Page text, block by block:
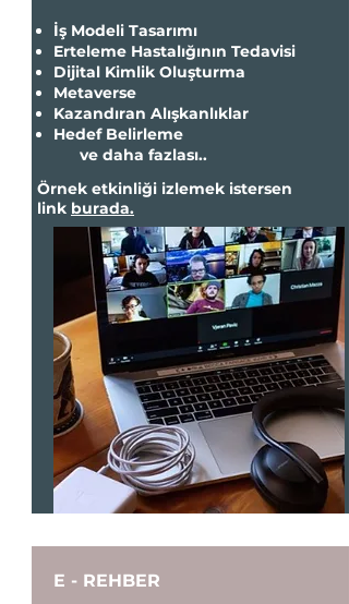
İş Modeli Tasarımı
Erteleme Hastalığının Tedavisi
Dijital Kimlik Oluşturma
Metaverse
Kazandıran Alışkanlıklar
Hedef Belirleme
ve daha fazlası..
E - REHBER
Örnek etkinliği izlemek istersen
link burada.